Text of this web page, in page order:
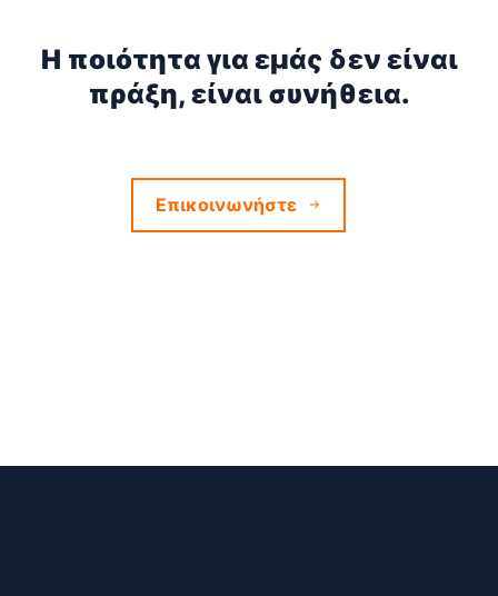
Η ποιότητα για εμάς δεν είναι
πράξη, είναι συνήθεια.
Επικοινωνήστε